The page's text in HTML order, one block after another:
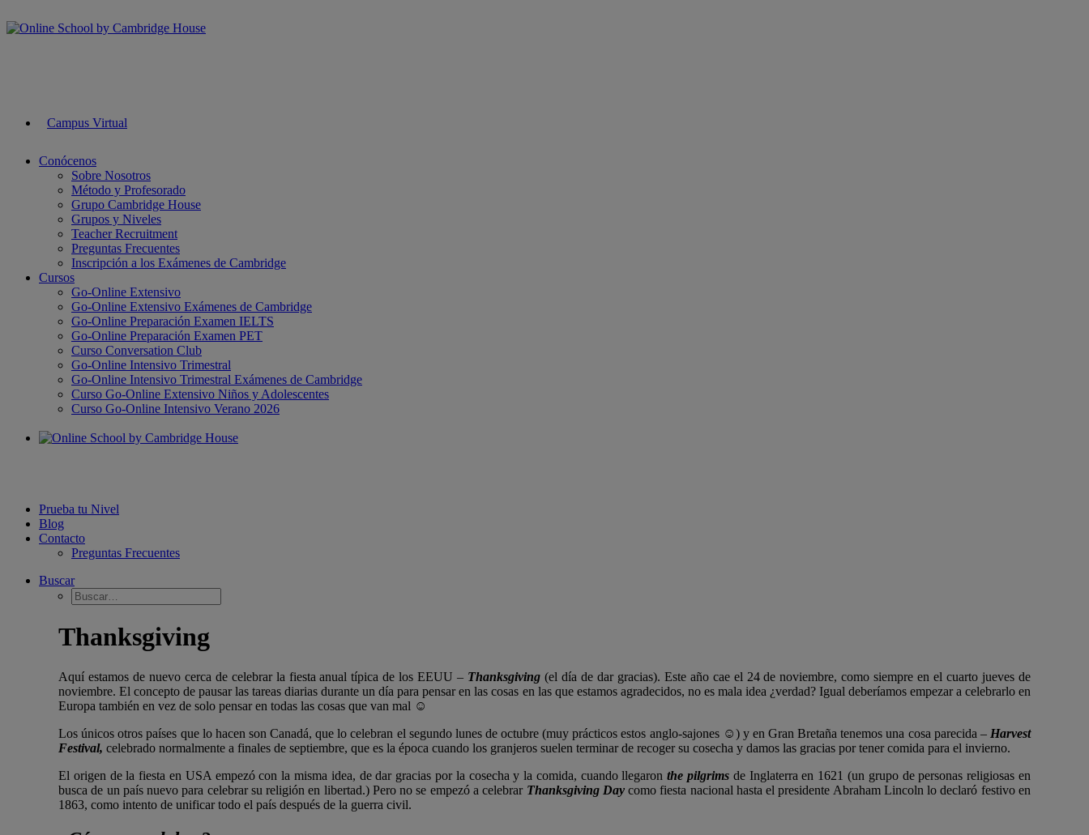
Campus Virtual
Conócenos
Sobre Nosotros
Método y Profesorado
Grupo Cambridge House
Grupos y Niveles
Teacher Recruitment
Preguntas Frecuentes
Inscripción a los Exámenes de Cambridge
Cursos
Go-Online Extensivo
Go-Online Extensivo Exámenes de Cambridge
Go-Online Preparación Examen IELTS
Go-Online Preparación Examen PET
Curso Conversation Club
Go-Online Intensivo Trimestral
Go-Online Intensivo Trimestral Exámenes de Cambridge
Curso Go-Online Extensivo Niños y Adolescentes
Curso Go-Online Intensivo Verano 2026
Prueba tu Nivel
Blog
Contacto
Preguntas Frecuentes
Buscar
Thanksgiving
Aquí estamos de nuevo cerca de celebrar la fiesta anual típica de los EEUU – Thanksgiving(el día de dar gracias). Este año cae el 24 de noviembre, como siempre en el cuarto jueves de
noviembre. El concepto de pausar las tareas diarias durante un día para pensar en las cosas en las que estamos agradecidos, no es mala idea ¿verdad? Igual deberíamos empezar a celebrarlo en
Europa también en vez de solo pensar en todas las cosas que van mal ☺
Los únicos otros países que lo hacen son Canadá, que lo celebran el segundo lunes de octubre (muy prácticos estos anglo-sajones ☺) y en Gran Bretaña tenemos una cosa parecida – Harvest
Festival, celebrado normalmente a finales de septiembre, que es la época cuando los granjeros suelen terminar de recoger su cosecha y damos las gracias por tener comida para el invierno.
El origen de la fiesta en USA empezó con la misma idea, de dar gracias por la cosecha y la comida, cuando llegaronthe pilgrims de Inglaterra en 1621 (un grupo de personas religiosas en
busca de un país nuevo para celebrar su religión en libertad.) Pero no se empezó a celebrar Thanksgiving Daycomo fiesta nacional hasta el presidente Abraham Lincoln lo declaró festivo en
1863, como intento de unificar todo el país después de la guerra civil.